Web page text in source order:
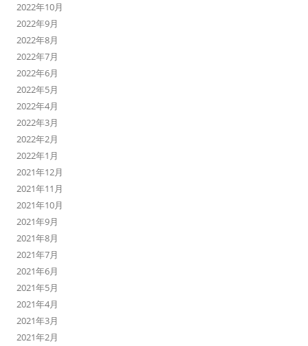
2022年10月
2022年9月
2022年8月
2022年7月
2022年6月
2022年5月
2022年4月
2022年3月
2022年2月
2022年1月
2021年12月
2021年11月
2021年10月
2021年9月
2021年8月
2021年7月
2021年6月
2021年5月
2021年4月
2021年3月
2021年2月